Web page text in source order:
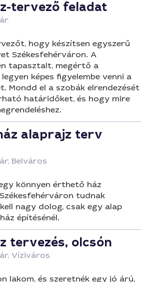
tervező feladat
hogy készítsen egyszerű
Székesfehérváron. A
tapasztalt, megértő a
képes figyelembe venni a
Mondd el a szobák elrendezését
határidőket, és hogy mire
alaprajz terv
Belváros
könnyen érthető ház
tudnak
nagy dolog, csak egy alap
építésénél.
tervezés, olcsón
Víziváros
lakom, és szeretnék egy jó árú,